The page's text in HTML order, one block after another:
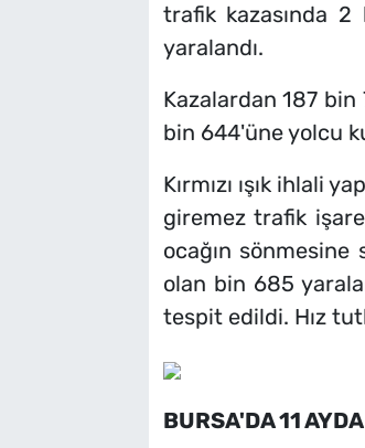
trafik kazasında
yaralandı.
Kazalardan 187
bin 644'üne yolcu
Kırmızı ışık ihlali
giremez trafik
ocağın
olan bin 685
tespit edildi. Hız
BURSA'DA 11